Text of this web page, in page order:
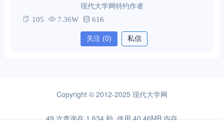
现代大学网特约作者
105 7.36W 616
关注 (0) 私信
Copyright © 2012-2025 现代大学网
49 次查询在 1.634 秒, 使用 40.46MB 内存